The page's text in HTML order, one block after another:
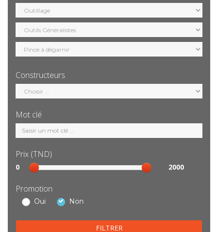
Sélection
catégorie
Constructeurs
Sélection
constructeur
Mot clé
Mot
clé
Prix (TND)
Sélection
prix
0 2000
Promotion
Oui Non